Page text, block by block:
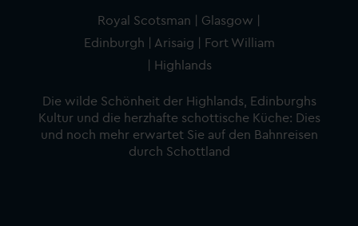
Royal Scotsman | Glasgow |
Edinburgh | Arisaig | Fort William
| Highlands
Die wilde Schönheit der Highlands, Edinburghs
Kultur und die herzhafte schottische Küche: Dies
und noch mehr erwartet Sie auf den Bahnreisen
durch Schottland